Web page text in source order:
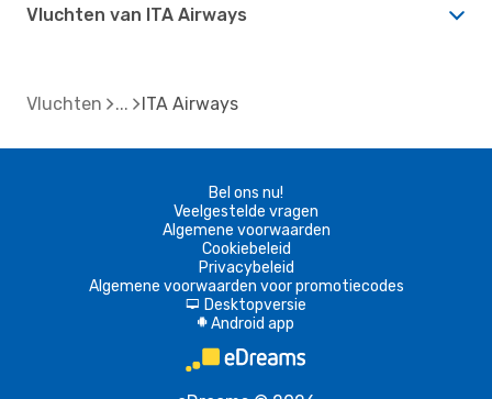
Vluchten van ITA Airways
Vluchten ITA Airways
Bel ons nu!
Veelgestelde vragen
Algemene voorwaarden
Cookiebeleid
Privacybeleid
Algemene voorwaarden voor promotiecodes
d Desktopversie
A Android app